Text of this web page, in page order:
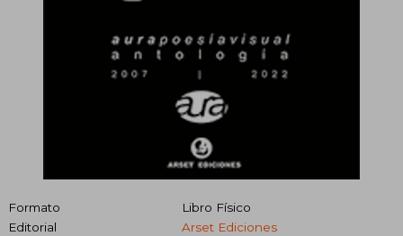
Formato
Libro Físico
Editorial
Arset Ediciones